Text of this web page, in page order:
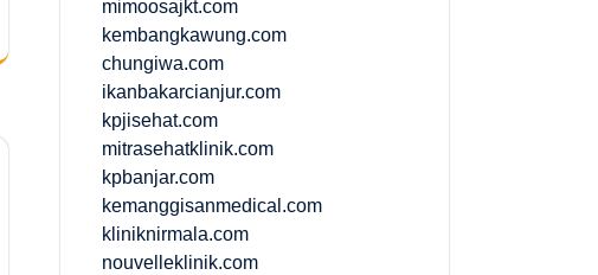
mimoosajkt.com
kembangkawung.com
chungiwa.com
ikanbakarcianjur.com
kpjisehat.com
mitrasehatklinik.com
kpbanjar.com
kemanggisanmedical.com
kliniknirmala.com
nouvelleklinik.com